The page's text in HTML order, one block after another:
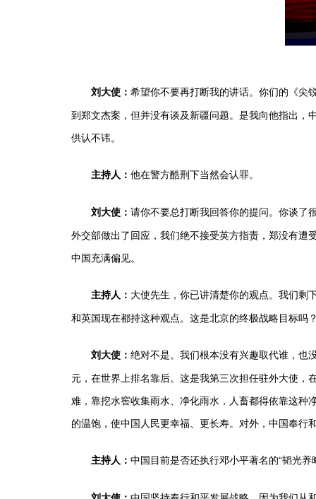
刘大使： 希望你不要再打断我的讲话。你们的《尖
到郑文杰案，但并没有谈及新疆问题。是我向他指出，
供认不讳。
主持人： 他在警方酷刑下当然会认罪。
刘大使： 请你不要总打断我回答你的提问。你谈了
外交部做出了回应，我们绝不接受英方指责，郑没有遭
中国充满偏见。
主持人： 大使先生，你已讲清楚你的观点。我们剩
和英国现在都持这种观点。这是北京的终极战略目标吗
刘大使： 绝对不是。我们根本没有兴趣取代谁，也
元，在世界上排名靠后。这是我第三次担任驻外大使
难，靠挖水窖收集雨水、净化雨水，人畜都得依靠这种
的温饱，使中国人民更幸福、更长寿。对外，中国奉行
主持人： 中国目前是否还执行邓小平著名的“韬光